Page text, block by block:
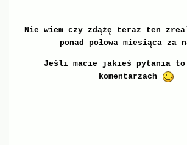
Nie wiem czy zdążę teraz ten
ponad połowa miesiąca za
Jeśli macie jakieś pytania to
komentarzach